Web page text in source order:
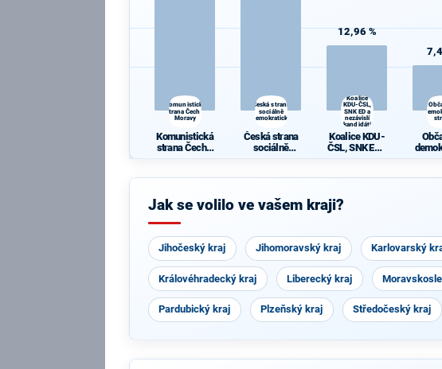
Komunistická
strana Čech a
Moravy
Komunistická
strana Čech a
Česká strana
sociálně
demokratická
Česká strana
sociálně
12,96 %
Koalice
KDU-ČSL,
SNK ED a
nezávislí
kandidáti
Koalice KDU-
ČSL, SNK ED a
Jak se volilo ve vašem kraji?
Jihočeský kraj Jihomoravský kraj Karlovarský
Královéhradecký kraj Liberecký kraj
Pardubický kraj Plzeňský kraj Středočeský kraj